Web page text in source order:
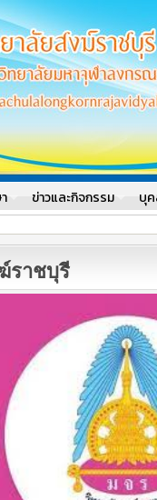
าลงกรณราชวิ
งกรณราชวิทยาลัย
ข่าวและกิจกรรม บุ
ราชบุรี